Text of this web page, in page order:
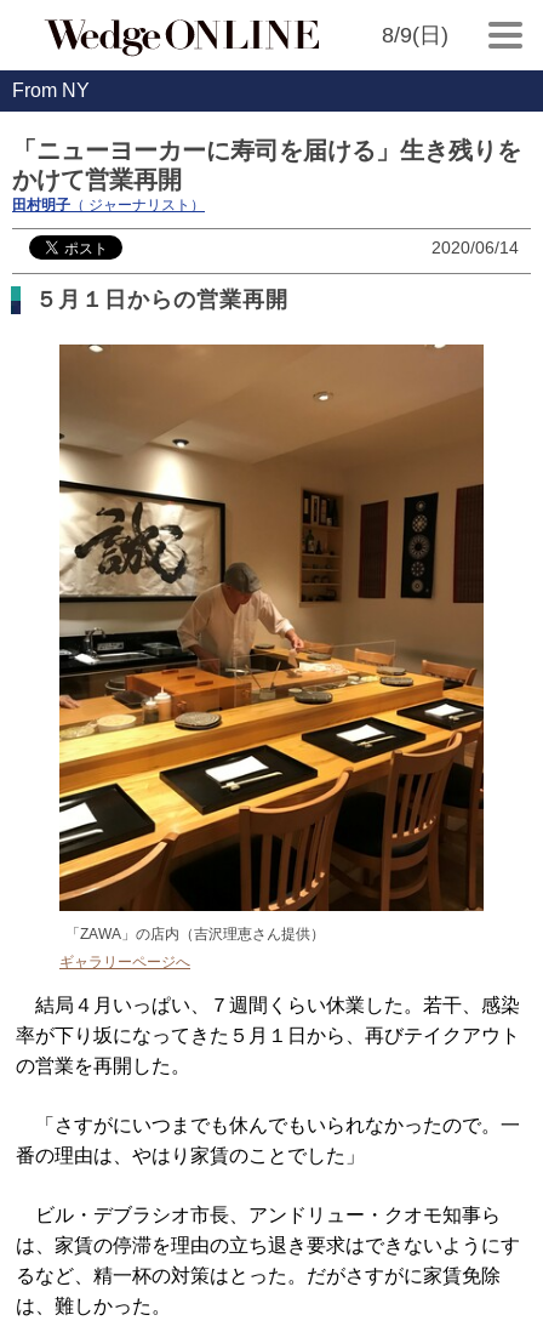
8/9(日)
From NY
「ニューヨーカーに寿司を届ける」生き残りを
かけて営業再開
田村明子 （ ジャーナリスト）
2020/06/14
５月１日からの営業再開
「ZAWA」の店内（吉沢理恵さん提供）
ギャラリーページへ
結局４月いっぱい、７週間くらい休業した。若干、感染
率が下り坂になってきた５月１日から、再びテイクアウト
の営業を再開した。
「さすがにいつまでも休んでもいられなかったので。一
番の理由は、やはり家賃のことでした」
ビル・デブラシオ市長、アンドリュー・クオモ知事ら
は、家賃の停滞を理由の立ち退き要求はできないようにす
るなど、精一杯の対策はとった。だがさすがに家賃免除
は、難しかった。